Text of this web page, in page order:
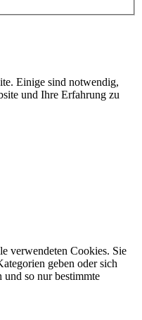
Einige sind notwendig,
und Ihre Erfahrung zu
verwendeten Cookies. Sie
geben oder sich
und so nur bestimmte